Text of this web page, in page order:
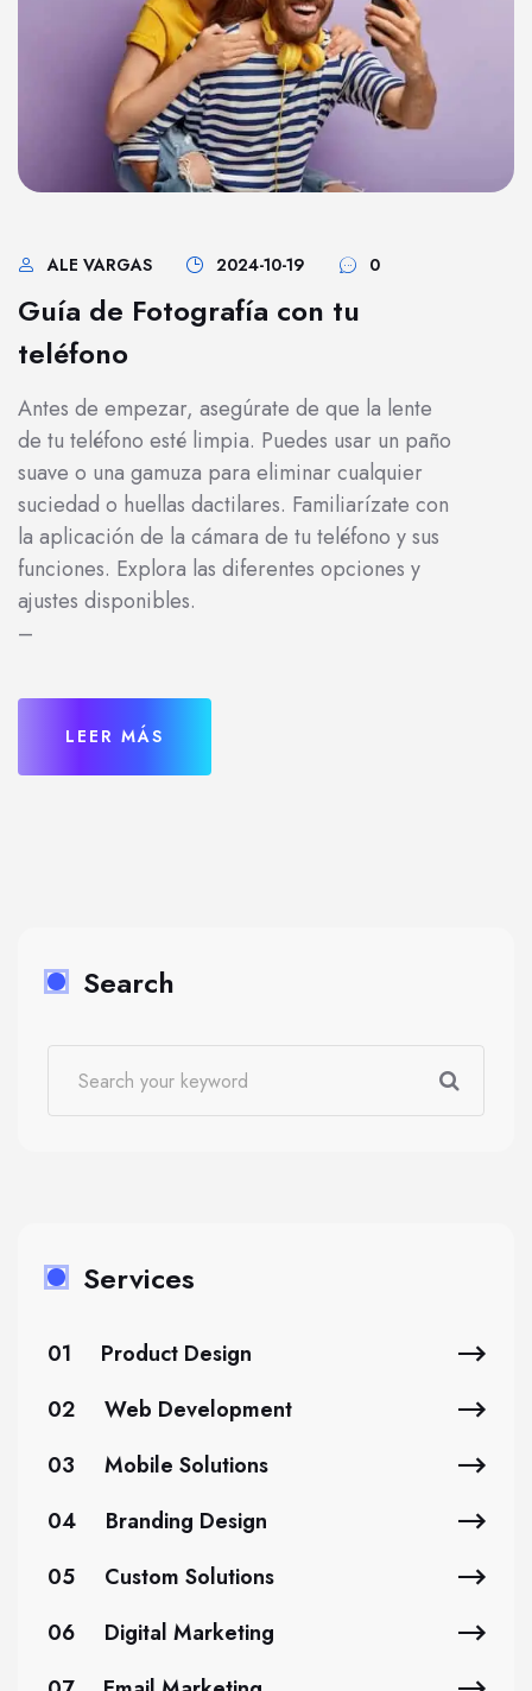
ALE VARGAS 2024-10-19 0
Guía de Fotografía con tu
teléfono
Antes de empezar, asegúrate de que la lente
de tu teléfono esté limpia. Puedes usar un paño
suave o una gamuza para eliminar cualquier
suciedad o huellas dactilares. Familiarízate con
la aplicación de la cámara de tu teléfono y sus
funciones. Explora las diferentes opciones y
ajustes disponibles.
–
LEER MÁS
Search
Services
01
Product Design
02
Web Development
03
Mobile Solutions
04
Branding Design
05
Custom Solutions
06
Digital Marketing